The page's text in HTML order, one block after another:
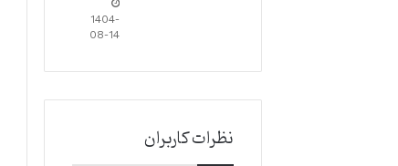
1404-
08-14
نظرات کاربران